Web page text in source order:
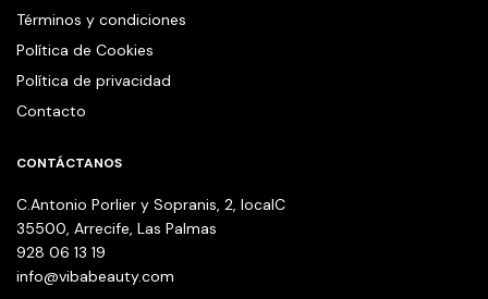
Términos y condiciones
Política de Cookies
Política de privacidad
Contacto
CONTÁCTANOS
C.Antonio Porlier y Sopranis, 2, localC
35500, Arrecife, Las Palmas
928 06 13 19
info@vibabeauty.com